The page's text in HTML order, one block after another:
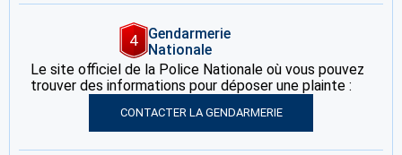
4
Gendarmerie
Nationale
Le site officiel de la Police Nationale où vous pouvez
trouver des informations pour déposer une plainte :
CONTACTER LA GENDARMERIE